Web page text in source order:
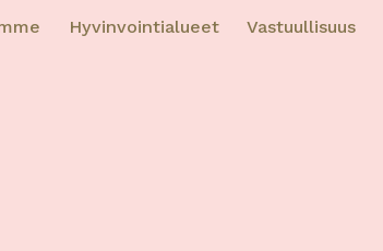
Hyvinvointialueet Vastuullisuus